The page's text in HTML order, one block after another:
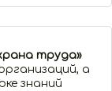
труда»
а
знаний